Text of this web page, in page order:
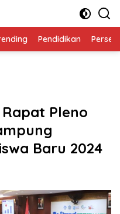
Pendidikan
Pleno
Baru 2024